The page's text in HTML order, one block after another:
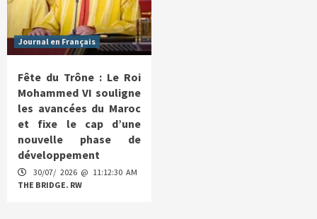
Journal en Français
Fête du Trône : Le Roi
Mohammed VI souligne
les avancées du Maroc
et fixe le cap d’une
nouvelle phase de
développement
30/07/ 2026 @ 11:12:30 AM
THE BRIDGE. RW